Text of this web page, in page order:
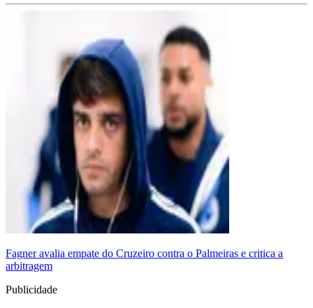
Fagner avalia empate do Cruzeiro contra o Palmeiras e critica a
arbitragem
Publicidade